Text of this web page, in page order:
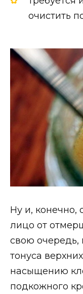
очистить
Ну и, конечно,
лицо от
свою
тонуса
насыщению
подкожного